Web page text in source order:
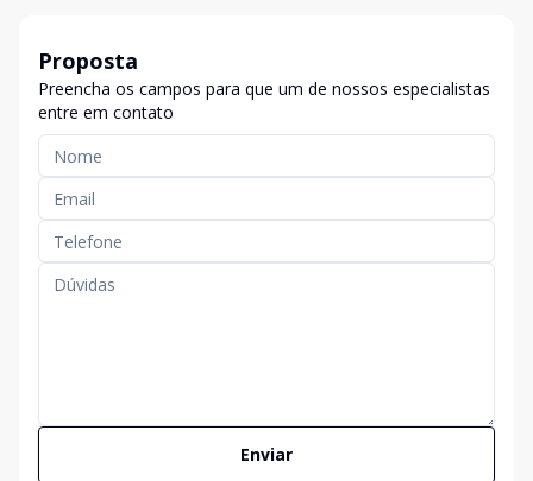
Proposta
Preencha os campos para que um de nossos especialistas
entre em contato
Enviar